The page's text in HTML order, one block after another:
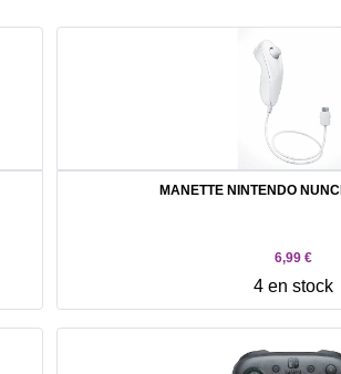
MANETTE NINTENDO
6,99 €
4 en stock